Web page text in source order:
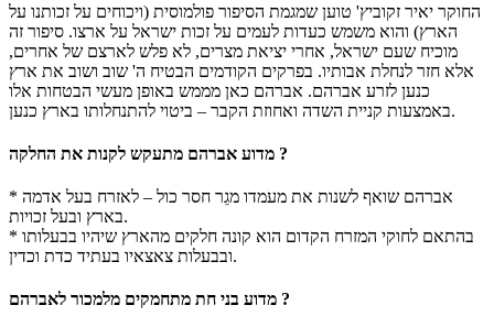
החוקר יאיר זקוביץ' טוען שמגמת הסיפור פולמוסית (ויכוחים על זכותנו על
הארץ) והוא משמש כעדות לעמים על זכות ישראל על ארצו. סיפור זה
מוכיח שעם ישראל, אחרי יציאת מצרים, לא פלש לארצם של אחרים,
אלא חזר לנחלת אבותיו. בפרקים הקודמים הבטיח ה' שוב ושוב את ארץ
כנען לזרע אברהם. אברהם כאן מממש באופן מעשי הבטחות אלו
באמצעות קניית השדה ואחוזת הקבר – ביטוי להתנחלותו בארץ כנען.
מדוע אברהם מתעקש לקנות את החלקה ?
* אברהם שואף לשנות את מעמדו מגֵר חסר כול – לאזרח בעל אדמה
בארץ ובעל זכויות.
* בהתאם לחוקי המזרח הקדום הוא קונה חלקים מהארץ שיהיו בבעלותו
ובבעלות צאצאיו בעתיד כדת וכדין.
מדוע בני חת מתחמקים מלמכור לאברהם ?